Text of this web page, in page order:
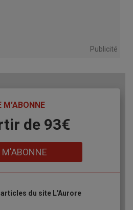
Publicité
M'ABONNE
de 93€
M'ABONNE
du site L'Aurore